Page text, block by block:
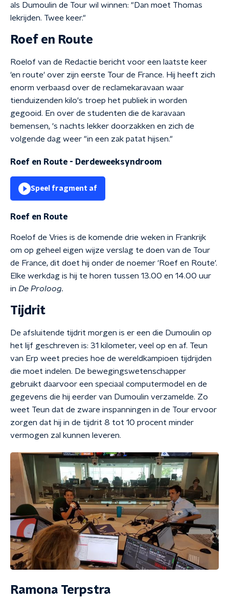
als Dumoulin de Tour wil winnen: "Dan moet Thomas
lekrijden. Twee keer."
Roef en Route
Roelof van de Redactie bericht voor een laatste keer
'en route' over zijn eerste Tour de France. Hij heeft zich
enorm verbaasd over de reclamekaravaan waar
tienduizenden kilo's troep het publiek in worden
gegooid. En over de studenten die de karavaan
bemensen, 's nachts lekker doorzakken en zich de
volgende dag weer "in een zak patat hijsen."
Roef en Route - Derdeweeksyndroom
Speel fragment af
Roef en Route
Roelof de Vries is de komende drie weken in Frankrijk
om op geheel eigen wijze verslag te doen van de Tour
de France, dit doet hij onder de noemer 'Roef en Route'.
Elke werkdag is hij te horen tussen 13.00 en 14.00 uur
in De Proloog.
Tijdrit
De afsluitende tijdrit morgen is er een die Dumoulin op
het lijf geschreven is: 31 kilometer, veel op en af. Teun
van Erp weet precies hoe de wereldkampioen tijdrijden
die moet indelen. De bewegingswetenschapper
gebruikt daarvoor een speciaal computermodel en de
gegevens die hij eerder van Dumoulin verzamelde. Zo
weet Teun dat de zware inspanningen in de Tour ervoor
zorgen dat hij in de tijdrit 8 tot 10 procent minder
vermogen zal kunnen leveren.
Ramona Terpstra